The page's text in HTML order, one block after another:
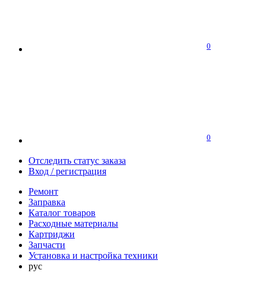
0
0
Отследить статус заказа
Вход / регистрация
Ремонт
Заправка
Каталог товаров
Расходные материалы
Картриджи
Запчасти
Установка и настройка техники
рус